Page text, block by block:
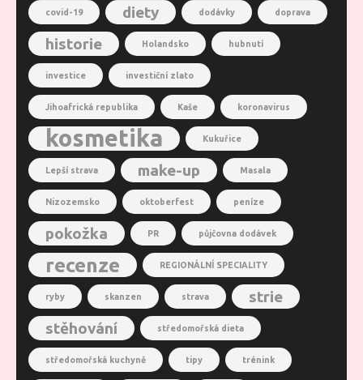
covid-19 diety dodávky doprava
historie Holandsko hubnutí
investice investiční zlato
Jihoafrická republika Kaše koronavirus
kosmetika Kukuřice
Lepší strava make-up Masala
Nizozemsko oktoberfest peníze
pokožka PR půjčovna dodávek
recenze REGIONÁLNÍ SPECIALITY
ryby skanzen strava
strie
stěhování
středomořská dieta
středomořská kuchyně tipy trénink